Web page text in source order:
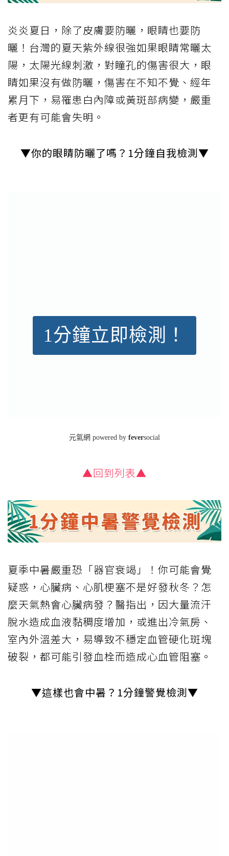
炎炎夏日，除了皮膚要防曬，眼睛也要防
曬！台灣的夏天紫外線很強如果眼睛常曬太
陽，太陽光線刺激，對瞳孔的傷害很大，眼
睛如果沒有做防曬，傷害在不知不覺、經年
累月下，易罹患白內障或黃斑部病變，嚴重
者更有可能會失明。
▼你的眼睛防曬了嗎？1分鐘自我檢測▼
夏季中暑嚴重恐「器官衰竭」！你可能會覺
疑惑，心臟病、心肌梗塞不是好發秋冬？怎
脫水造成血液黏稠度增加，或進出冷氣房、